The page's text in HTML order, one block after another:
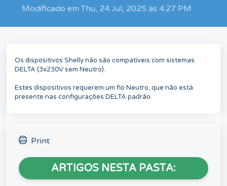
Modificado em Thu, 24 Jul, 2025 às 4:27 PM
Os dispositivos Shelly não são compatíveis com sistemas
DELTA (3x230V sem Neutro).
Estes dispositivos requerem um fio Neutro, que não está
presente nas configurações DELTA padrão.
Print
ARTIGOS NESTA PASTA: